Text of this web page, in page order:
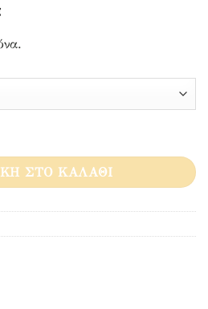
Price
range:
12,00€
ποσότητα
ΣΤΟ ΚΑΛΆΘΙ